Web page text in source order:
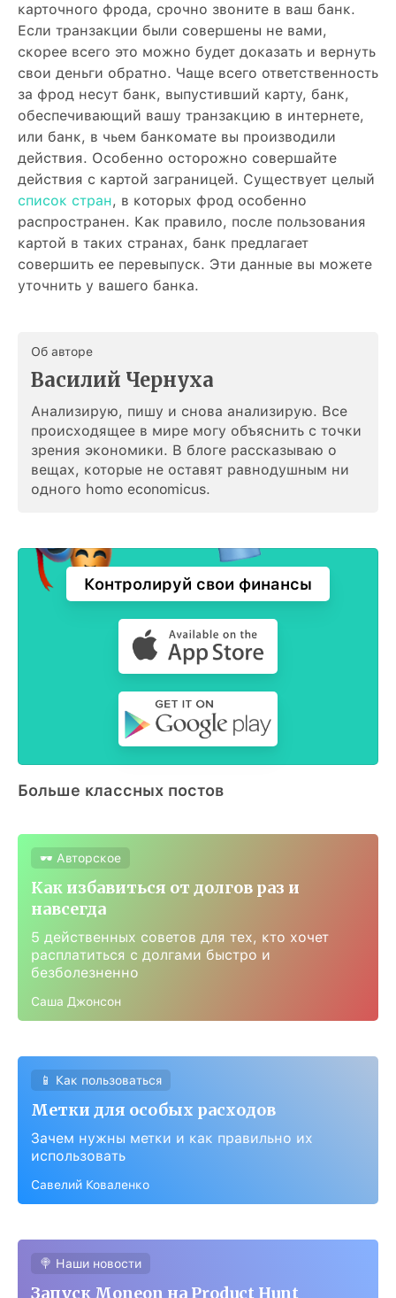
карточного фрода, срочно звоните в ваш банк.
Если транзакции были совершены не вами,
скорее всего это можно будет доказать и вернуть
свои деньги обратно. Чаще всего ответственность
за фрод несут банк, выпустивший карту, банк,
обеспечивающий вашу транзакцию в интернете,
или банк, в чьем банкомате вы производили
действия. Особенно осторожно совершайте
действия с картой заграницей. Существует целый
список стран, в которых фрод особенно
распространен. Как правило, после пользования
картой в таких странах, банк предлагает
совершить ее перевыпуск. Эти данные вы можете
уточнить у вашего банка.
Об авторе
Василий Чернуха
Анализирую, пишу и снова анализирую. Все
происходящее в мире могу объяснить с точки
зрения экономики. В блоге рассказываю о
вещах, которые не оставят равнодушным ни
одного homo economicus.
Контролируй свои финансы
Больше классных постов
🕶 Авторское
Как избавиться от долгов раз и
навсегда
5 действенных советов для тех, кто хочет
расплатиться с долгами быстро и
безболезненно
Саша Джонсон
📱 Как пользоваться
Метки для особых расходов
Зачем нужны метки и как правильно их
использовать
Савелий Коваленко
🍭 Наши новости
Запуск Moneon на Product Hunt